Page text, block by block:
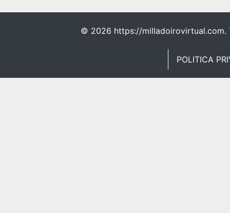
© 2026 https://milladoirovirtual.com.
POLITICA